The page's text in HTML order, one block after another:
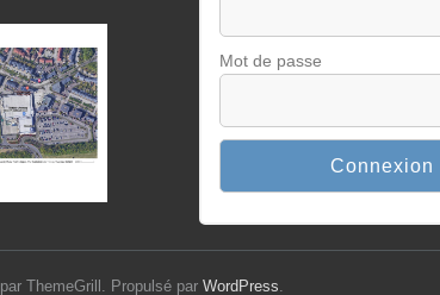
Mot de passe
par ThemeGrill. Propulsé par WordPress.